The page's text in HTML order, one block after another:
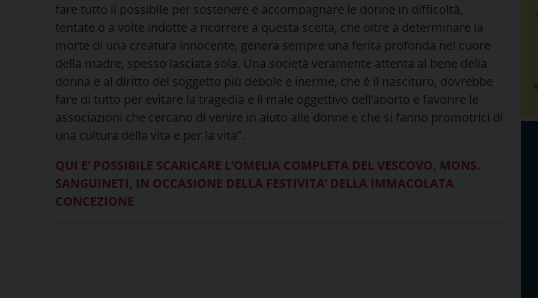
fare tutto il possibile per sostenere e accompagnare le donne in difficoltà,
tentate o a volte indotte a ricorrere a questa scelta, che oltre a determinare la
morte di una creatura innocente, genera sempre una ferita profonda nel cuore
della madre, spesso lasciata sola. Una società veramente attenta al bene della
donna e al diritto del soggetto più debole e inerme, che è il nascituro, dovrebbe
fare di tutto per evitare la tragedia e il male oggettivo dell’aborto e favorire le
associazioni che cercano di venire in aiuto alle donne e che si fanno promotrici di
una cultura della vita e per la vita”.
QUI E’ POSSIBILE SCARICARE L’OMELIA COMPLETA DEL VESCOVO, MONS.
SANGUINETI, IN OCCASIONE DELLA FESTIVITA’ DELLA IMMACOLATA
CONCEZIONE